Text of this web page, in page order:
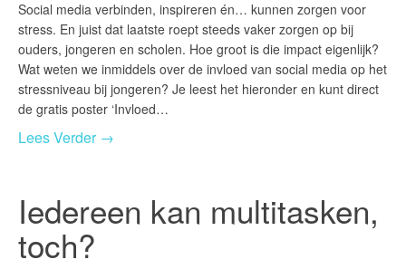
Social media verbinden, inspireren én… kunnen zorgen voor
stress. En juist dat laatste roept steeds vaker zorgen op bij
ouders, jongeren en scholen. Hoe groot is die impact eigenlijk?
Wat weten we inmiddels over de invloed van social media op het
stressniveau bij jongeren? Je leest het hieronder en kunt direct
de gratis poster ‘Invloed…
Lees Verder →
Iedereen kan multitasken,
toch?